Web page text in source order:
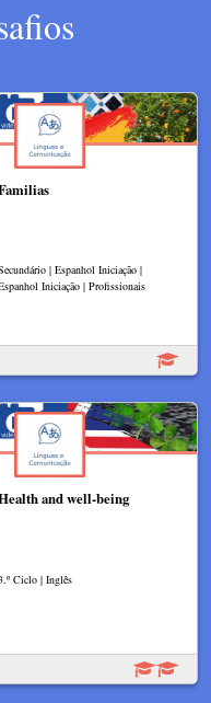
| Espanhol Iniciação |
Iniciação | Profissionais
and well-being
Ciclo | Inglês